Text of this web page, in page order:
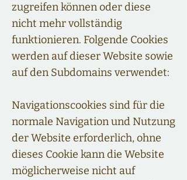
zugreifen können oder diese
nicht mehr vollständig
funktionieren. Folgende Cookies
werden auf dieser Website sowie
auf den Subdomains verwendet:
Navigationscookies sind für die
normale Navigation und Nutzung
der Website erforderlich, ohne
dieses Cookie kann die Website
möglicherweise nicht auf